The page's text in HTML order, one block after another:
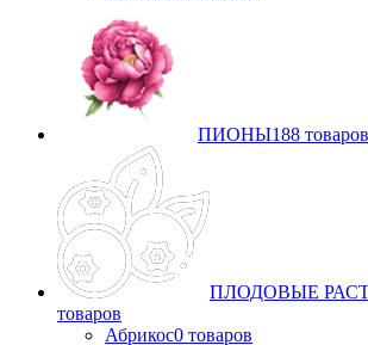
ПИОНЫ188 товаров
ПЛОДОВЫЕ
товаров
Абрикос0 товаров